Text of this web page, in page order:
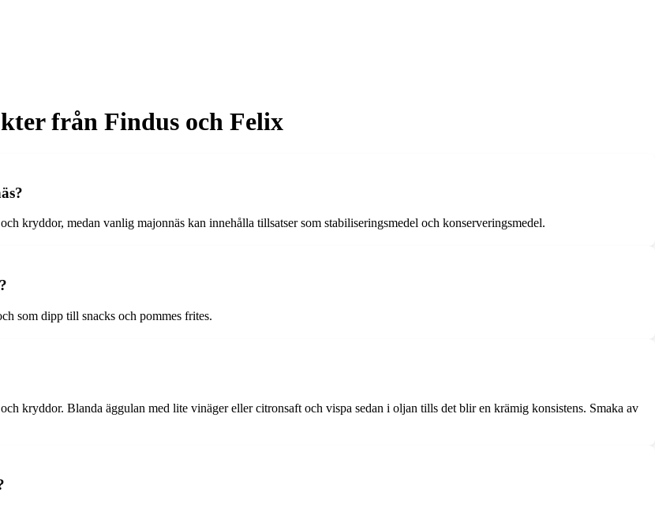
från Findus och Felix
kryddor, medan vanlig majonnäs kan innehålla tillsatser som stabiliseringsmedel och konserveringsmedel.
som dipp till snacks och pommes frites.
kryddor. Blanda äggulan med lite vinäger eller citronsaft och vispa sedan i oljan tills det blir en krämig konsistens. Smaka av